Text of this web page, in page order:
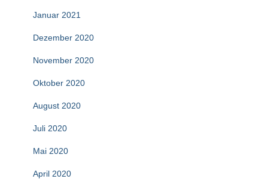
Januar 2021
Dezember 2020
November 2020
Oktober 2020
August 2020
Juli 2020
Mai 2020
April 2020